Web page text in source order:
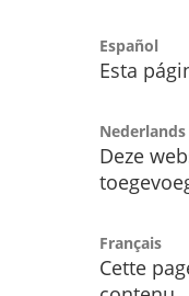
Español
Esta
Nederlands
Deze
Français
Cette